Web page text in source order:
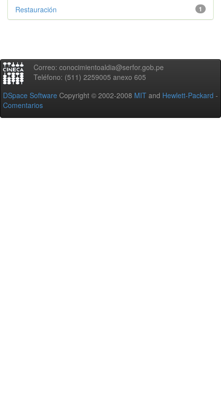
1
Restauración
Correo: conocimientoaldia@serfor.gob.pe
Teléfono: (511) 2259005 anexo 605
DSpace Software Copyright © 2002-2008 MIT and Hewlett-Packard -
Comentarios